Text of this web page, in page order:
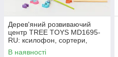
Дерев'яний розвиваючий
центр TREE TOYS MD1695-
RU: ксилофон, сортери,
рибальство, 10 рибок
В наявності